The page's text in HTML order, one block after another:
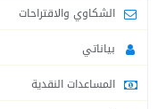
لجنة طوارئ
التنمية
الشكاوي والاقتراحات
بياناتي
المساعدات النقدية